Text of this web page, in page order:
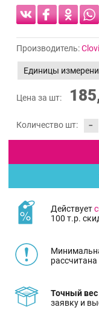
Производитель:
Единицы
Цена за шт:
Количество шт: -
Действует
100 т.р.
Точный вес
заявку и